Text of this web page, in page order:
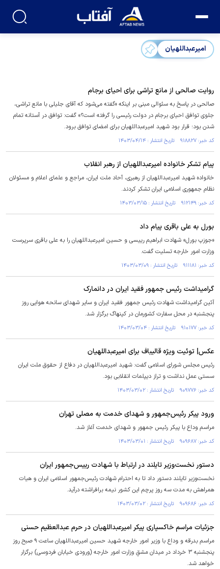
امیرعبداللهیان
روایت صالحی از مانع تراشی برای احیای برجام
صالحی در پاسخ به سئوالی مبنی بر اینکه «گفته می‌شود که آقای جلیلی با مانع تراشی،
جلوی توافق احیای برجام در دولت رئیسی را گرفته است؟» گفت: توافق در آستانه تمام
شدن بود؛ قرار بود شهید امیرعبداللهیان برای امضای توافق برود.
کد خبر: ۹۱۸۸۲۷ تاریخ انتشار : ۱۴۰۳/۰۴/۱۴
پیام تشکر خانواده امیرعبداللهیان از رهبر انقلاب
خانواده شهید امیرعبداللهیان از رهبری، آحاد ملت ایران، مراجع و علمای اعلام و مسئولان
نظام جمهوری اسلامی ایران تشکر کردند.
کد خبر: ۹۱۲۱۴۹ تاریخ انتشار : ۱۴۰۳/۰۳/۱۵
بورل به علی باقری پیام داد
«جوزپ بورل» شهادت ابراهیم رییسی و حسین امیرعبداللهیان را به علی باقری سرپرست
وزارت امور خارجه تسلیت گفت.
کد خبر: ۹۱۱۱۸۱ تاریخ انتشار : ۱۴۰۳/۰۳/۰۹
گرامیداشت رئیس جمهور فقید ایران در دانمارک
آئین گرامیداشت شهادت رئیس جمهور فقید ایران و سایر شهدای سانحه هوایی روز
پنجشنبه در محل سفارت کشورمان در کپنهاگ برگزار شد.
کد خبر: ۹۱۰۱۷۷ تاریخ انتشار : ۱۴۰۳/۰۳/۰۴
عکس| توئیت ویژه قالیباف برای امیرعبداللهیان
رئیس مجلس شورای اسلامی گفت: شهید امیرعبداللهیان در دفاع از حقوق ملت ایران
سستی عمل نداشت و تراز دیپلمات انقلابی بود. ‏
کد خبر: ۹۰۹۷۷۶ تاریخ انتشار : ۱۴۰۳/۰۳/۰۲
ورود پیکر رئیس‌جمهور و شهدای خدمت به مصلی تهران
مراسم وداع با پیکر رئیس جمهور و شهدای خدمت آغاز شد.
کد خبر: ۹۰۹۶۸۷ تاریخ انتشار : ۱۴۰۳/۰۳/۰۱
دستور نخست‌وزیر تایلند در ارتباط با شهادت رییس‌جمهور ایران
نخست‌وزیر تایلند دستور داد تا به احترام شهادت رئیس‌جمهور اسلامی ایران و هیات
همراهش به مدت سه روز پرچم این کشور نیمه برافراشته درآید.
کد خبر: ۹۰۹۶۸۶ تاریخ انتشار : ۱۴۰۳/۰۳/۰۲
جزئیات مراسم خاکسپاری پیکر امیرعبداللهیان در حرم عبدالعظیم حسنی
مراسم بدرقه و وداع با وزیر امور خارجه شهید حسین امیرعبداللهیان ساعت ۹ صبح روز
پنجشنبه ۳ خرداد در میدان مشقِ وزارت امور خارجه (ورودی خیابان فردوسی) برگزار
خواهد شد.